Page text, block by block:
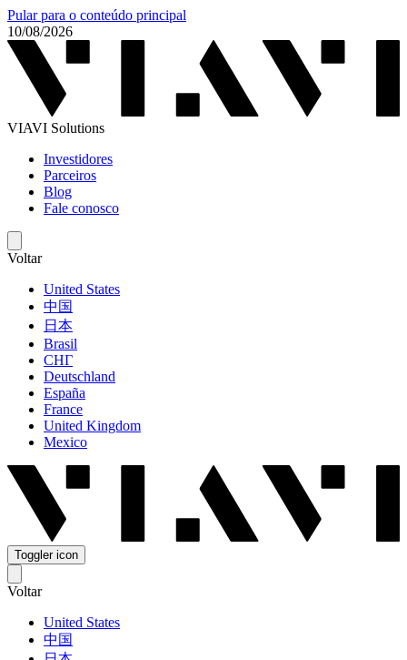
Pular para o conteúdo principal
10/08/2026
VIAVI Solutions
Investidores
Parceiros
Blog
Fale conosco
Voltar
United States
中国
日本
Brasil
СНГ
Deutschland
España
France
United Kingdom
Mexico
Toggler icon
Voltar
United States
中国